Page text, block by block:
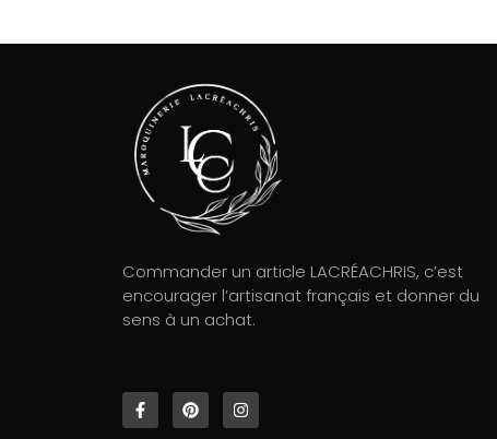
Commander un article LACRÉACHRIS, c’est
encourager l’artisanat français et donner du
sens à un achat.